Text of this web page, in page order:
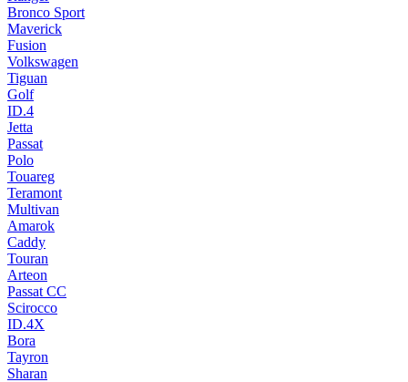
Bronco Sport
Maverick
Fusion
Volkswagen
Tiguan
Golf
ID.4
Jetta
Passat
Polo
Touareg
Teramont
Multivan
Amarok
Caddy
Touran
Arteon
Passat CC
Scirocco
ID.4X
Bora
Tayron
Sharan